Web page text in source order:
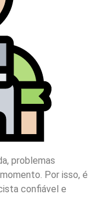
problemas
Por isso, é
confiável e